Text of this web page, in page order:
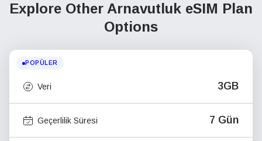
Explore Other Arnavutluk eSIM Plan
Options
POPÜLER
Veri 3GB
Geçerlilik Süresi 7 Gün